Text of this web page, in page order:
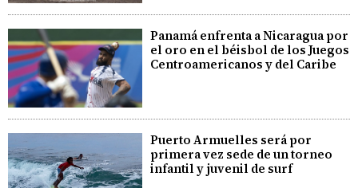
Panamá enfrenta a Nicaragua por
el oro en el béisbol de los Juegos
Centroamericanos y del Caribe
Puerto Armuelles será por
primera vez sede de un torneo
infantil y juvenil de surf